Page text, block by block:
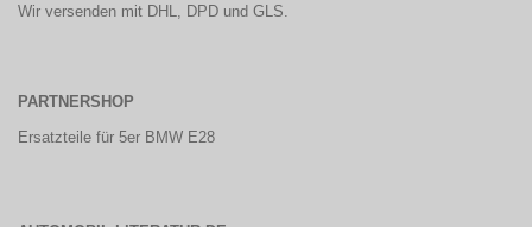
Wir versenden mit DHL, DPD und GLS.
PARTNERSHOP
Ersatzteile für 5er BMW E28